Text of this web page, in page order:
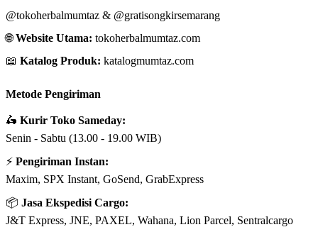
@tokoherbalmumtaz & @gratisongkirsemarang
🌐Website Utama: tokoherbalmumtaz.com
📖 Katalog Produk: katalogmumtaz.com
Metode Pengiriman
🛵 Kurir Toko Sameday:
Senin - Sabtu (13.00 - 19.00 WIB)
⚡ Pengiriman Instan:
Maxim, SPX Instant, GoSend, GrabExpress
📦 Jasa Ekspedisi Cargo:
J&T Express, JNE, PAXEL, Wahana, Lion Parcel, Sentralcargo